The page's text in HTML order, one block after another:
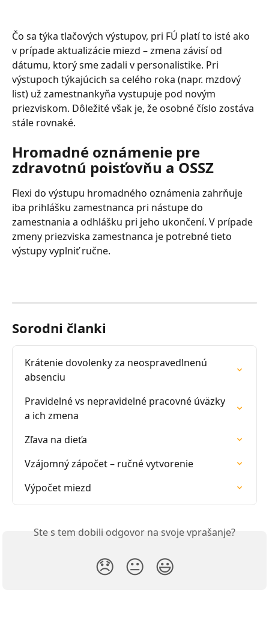
Čo sa týka tlačových výstupov, pri FÚ platí to isté ako
v prípade aktualizácie miezd – zmena závisí od
dátumu, ktorý sme zadali v personalistike. Pri
výstupoch týkajúcich sa celého roka (napr. mzdový
list) už zamestnankyňa vystupuje pod novým
priezviskom. Dôležité však je, že osobné číslo zostáva
stále rovnaké.
Hromadné oznámenie pre
zdravotnú poisťovňu a OSSZ
Flexi do výstupu hromadného oznámenia zahrňuje
iba prihlášku zamestnanca pri nástupe do
zamestnania a odhlášku pri jeho ukončení. V prípade
zmeny priezviska zamestnanca je potrebné tieto
výstupy vyplniť ručne.
Sorodni članki
Krátenie dovolenky za neospravedlnenú
absenciu
Pravidelné vs nepravidelné pracovné úväzky
a ich zmena
Zľava na dieťa
Vzájomný zápočet – ručné vytvorenie
Výpočet miezd
Ste s tem dobili odgovor na svoje vprašanje?
😞 😐 😃